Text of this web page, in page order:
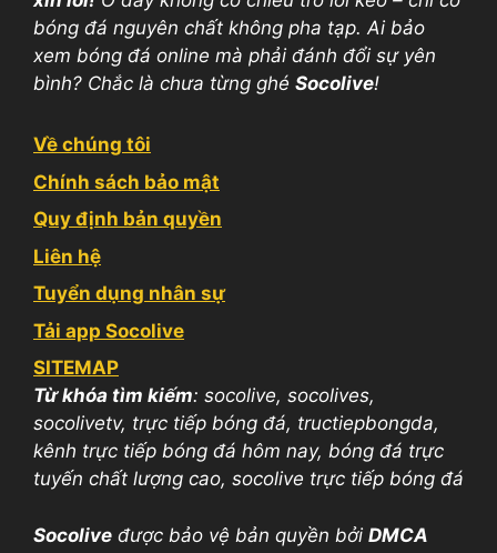
bóng đá nguyên chất không pha tạp. Ai bảo
xem bóng đá online mà phải đánh đổi sự yên
bình? Chắc là chưa từng ghé Socolive!
Về chúng tôi
Chính sách bảo mật
Quy định bản quyền
Liên hệ
Tuyển dụng nhân sự
Tải app Socolive
SITEMAP
Từ khóa tìm kiếm: socolive, socolives,
socolivetv, trực tiếp bóng đá, tructiepbongda,
kênh trực tiếp bóng đá hôm nay, bóng đá trực
tuyến chất lượng cao, socolive trực tiếp bóng đá
Socolive được bảo vệ bản quyền bởi DMCA